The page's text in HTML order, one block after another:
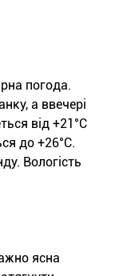
погода.
а ввечері
від +21°С
до +26°С.
Вологість
ясна